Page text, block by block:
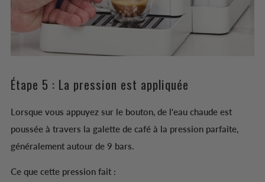
Étape 5 : La pression est appliquée
Lorsque vous appuyez sur le bouton, de l'eau chaude est
poussée à travers la galette de café à la pression parfaite,
généralement autour de 9 bars.
Ce que cette pression fait :